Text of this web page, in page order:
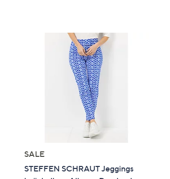
SALE
STEFFEN SCHRAUT Jeggings